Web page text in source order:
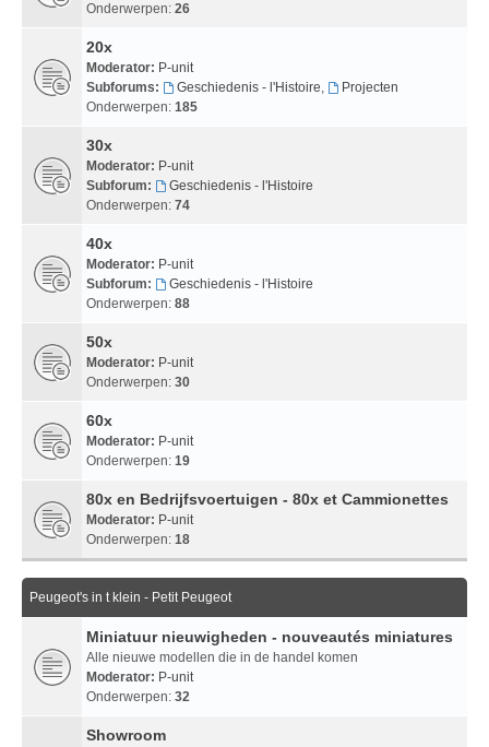
Onderwerpen: 26
20x
Moderator: P-unit
Subforums:
Geschiedenis - l'Histoire,
Projecten
Onderwerpen: 185
30x
Moderator: P-unit
Subforum:
Geschiedenis - l'Histoire
Onderwerpen: 74
40x
Moderator: P-unit
Subforum:
Geschiedenis - l'Histoire
Onderwerpen: 88
50x
Moderator: P-unit
Onderwerpen: 30
60x
Moderator: P-unit
Onderwerpen: 19
80x en Bedrijfsvoertuigen - 80x et Cammionettes
Moderator: P-unit
Onderwerpen: 18
Peugeot's in t klein - Petit Peugeot
Miniatuur nieuwigheden - nouveautés miniatures
Alle nieuwe modellen die in de handel komen
Moderator: P-unit
Onderwerpen: 32
Showroom